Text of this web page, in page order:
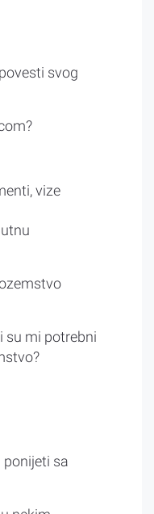
svog
vize
su mi potrebni
sa